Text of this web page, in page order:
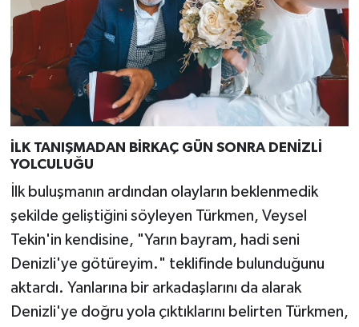
İLK TANIŞMADAN BİRKAÇ GÜN SONRA DENİZLİ
YOLCULUĞU
İlk buluşmanın ardından olayların beklenmedik
şekilde geliştiğini söyleyen Türkmen, Veysel
Tekin'in kendisine, "Yarın bayram, hadi seni
Denizli'ye götüreyim." teklifinde bulunduğunu
aktardı. Yanlarına bir arkadaşlarını da alarak
Denizli'ye doğru yola çıktıklarını belirten Türkmen,